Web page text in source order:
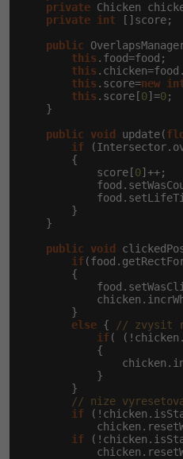
private Chicken
private int []score;
public
this .food=food;
this
this .score=new
this .score[0]=0;
    }
public
void update(
if
        {
            score[
0]++;
        }
    }
public
void
if
        {
        }
else {
// zvysit
if (
            {
            }
        }
// nize
if
if